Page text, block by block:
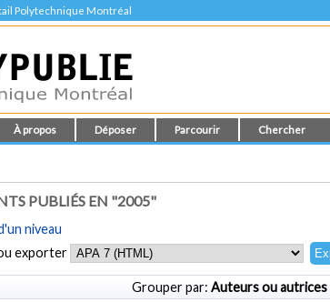
Polytechnique Montréal
À propos Déposer Parcourir Chercher
PUBLIÉS EN "2005"
niveau
exporter
Grouper par: Auteurs ou autrices